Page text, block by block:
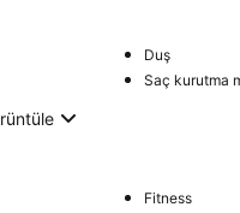
Duş
Saç kurutma
Fitness